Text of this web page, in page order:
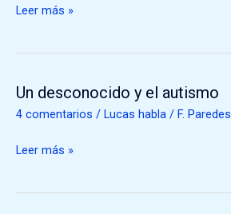
a
caballos
Leer más »
Un desconocido y el autismo
4 comentarios / Lucas habla / F. Paredes
Un
desconocido
el
Leer más »